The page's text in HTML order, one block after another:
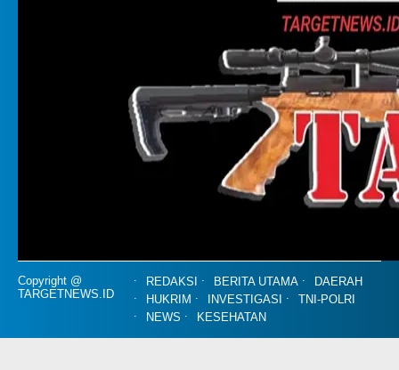
Copyright @
TARGETNEWS.ID
REDAKSI BERITA UTAMA
DAERAH
HUKRIM
INVESTIGASI
TNI-POLRI
NEWS
KESEHATAN